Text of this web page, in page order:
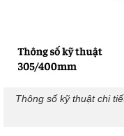
Thông số kỹ thuật chi